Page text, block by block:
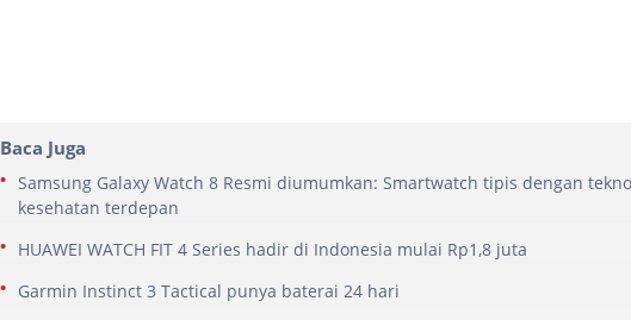
Baca Juga
Samsung Galaxy Watch 8 Resmi diumumkan: Smartwatch tipis dengan
kesehatan terdepan
HUAWEI WATCH FIT 4 Series hadir di Indonesia mulai Rp1,8 juta
Garmin Instinct 3 Tactical punya baterai 24 hari